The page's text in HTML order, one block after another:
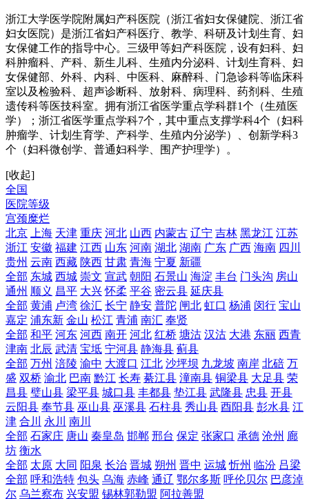
浙江大学医学院附属妇产科医院（浙江省妇女保健院、浙江省
妇女医院）是浙江省妇产科医疗、教学、科研及计划生育、妇
女保健工作的指导中心。三级甲等妇产科医院，设有妇科、妇
科肿瘤科、产科、新生儿科、生殖内分泌科、计划生育科、妇
女保健部、外科、内科、中医科、麻醉科、门急诊科等临床科
室以及检验科、超声诊断科、放射科、病理科、药剂科、生殖
遗传科等医技科室。拥有浙江省医学重点学科群1个（生殖医
学）；浙江省医学重点学科7个，其中重点支撑学科4个（妇科
肿瘤学、计划生育学、产科学、生殖内分泌学）、创新学科3
个（妇科微创学、普通妇科学、围产护理学）。
[收起]
全国
医院等级
宫颈糜烂
北京
上海 天津 重庆 河北 山西 内蒙古 辽宁 吉林 黑龙江 江苏
浙江 安徽 福建 江西 山东 河南 湖北 湖南 广东 广西 海南 四川
贵州 云南 西藏 陕西 甘肃 青海 宁夏 新疆
全部 东城 西城 崇文 宣武 朝阳 石景山 海淀 丰台 门头沟 房山
通州 顺义 昌平 大兴 怀柔 平谷 密云县 延庆县
全部 黄浦 卢湾 徐汇 长宁 静安 普陀 闸北 虹口 杨浦 闵行 宝山
嘉定 浦东新 金山 松江 青浦 南汇 奉贤
全部 和平 河东 河西 南开 河北 红桥 塘沽 汉沽 大港 东丽 西青
津南 北辰 武清 宝坻 宁河县 静海县 蓟县
全部 万州 涪陵 渝中 大渡口 江北 沙坪坝 九龙坡 南岸 北碚 万
盛 双桥 渝北 巴南 黔江 长寿 綦江县 潼南县 铜梁县 大足县 荣
昌县 璧山县 梁平县 城口县 丰都县 垫江县 武隆县 忠县 开县
云阳县 奉节县 巫山县 巫溪县 石柱县 秀山县 酉阳县 彭水县 江
津 合川 永川
南川
全部 石家庄 唐山 秦皇岛 邯郸 邢台 保定 张家口 承德 沧州 廊
坊 衡水
全部 太原 大同 阳泉 长治 晋城 朔州 晋中 运城 忻州 临汾 吕梁
全部 呼和浩特 包头 乌海 赤峰 通辽 鄂尔多斯 呼伦贝尔 巴彦淖
尔 乌兰察布 兴安盟 锡林郭勒盟 阿拉善盟